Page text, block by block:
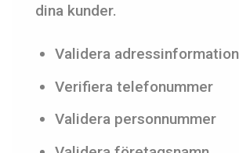
dina kunder.
Validera adressinformation
Verifiera telefonummer
Validera personnummer